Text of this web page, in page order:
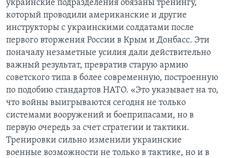
украинские подразделения обязаны тренингу,
который проводили американские и другие
инструкторы с украинскими солдатами после
первого вторжения России в Крым и Донбасс. Эти
поначалу незаметные усилия дали действительно
важный результат, превратив старую армию
советского типа в более современную, построенную
по подобию стандартов НАТО. «Это указывает на то,
что войны выигрываются сегодня не только
системами вооружений и боеприпасами, но в
первую очередь за счет стратегии и тактики.
Тренировки сильно изменили украинские
военные возможности не только в тактике, но и в